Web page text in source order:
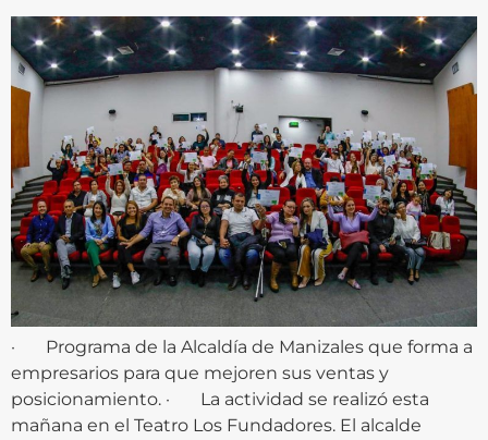
· Programa de la Alcaldía de Manizales que forma a
empresarios para que mejoren sus ventas y
posicionamiento. · La actividad se realizó esta
mañana en el Teatro Los Fundadores. El alcalde